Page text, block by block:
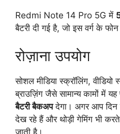
Redmi Note 14 Pro 5G में
बैटरी दी गई है, जो इस वर्ग के
रोज़ाना उपयोग
सोशल मीडिया स्क्रॉलिंग,
ब्राउज़िंग जैसे सामान्य कामों में
बैटरी बैकअपदेगा। अगर आप दिन
देख रहे हैं और थोड़ी गेमिंग भी